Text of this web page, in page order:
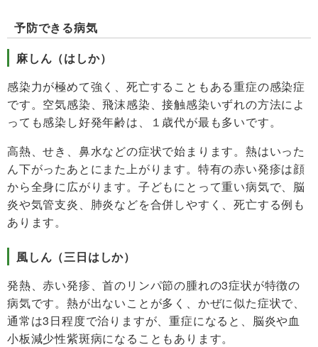
予防できる病気
麻しん（はしか）
感染力が極めて強く、死亡することもある重症の感染症
です。空気感染、飛沫感染、接触感染いずれの方法によ
っても感染し好発年齢は、１歳代が最も多いです。
高熱、せき、鼻水などの症状で始まります。熱はいった
ん下がったあとにまた上がります。特有の赤い発疹は顔
から全身に広がります。子どもにとって重い病気で、脳
炎や気管支炎、肺炎などを合併しやすく、死亡する例も
あります。
風しん（三日はしか）
発熱、赤い発疹、首のリンパ節の腫れの3症状が特徴の
病気です。熱が出ないことが多く、かぜに似た症状で、
通常は3日程度で治りますが、重症になると、脳炎や血
小板減少性紫斑病になることもあります。